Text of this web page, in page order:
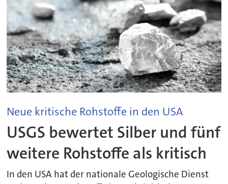
Neue kritische Rohstoffe in den USA
USGS bewertet Silber und fünf
weitere Rohstoffe als kritisch
In den USA hat der nationale Geologische Dienst